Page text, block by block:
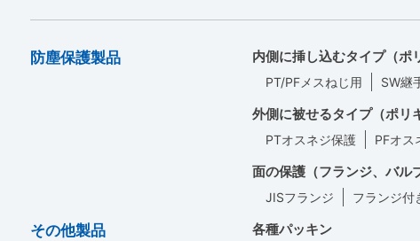
防塵保護製品 内側に挿し込むタイプ（ポ
PT/PFメスねじ用 SW継
外側に被せるタイプ（ポリ
PTオスネジ保護 PFオス
面の保護 （フランジ、バ
JISフランジ フランジ付
その他製品 各種パッキン